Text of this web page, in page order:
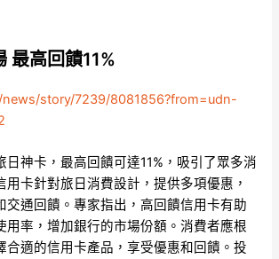
最高回饋11%
story/7239/8081856?from=udn-
日神卡，最高回饋可達11%，吸引了眾多消
用卡針對旅日消費設計，提供多項優惠，
交通回饋。專家指出，高回饋信用卡有助
用率，增加銀行的市場份額。消費者應根
合適的信用卡產品，享受優惠和回饋。投